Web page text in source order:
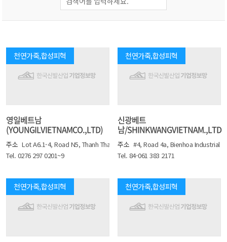
천연가죽,합성피혁
영일베트남
(YOUNGILVIETNAMCO.,LTD)
주소 Lot A6.1-4, Road N5, Thanh Thanh Cong IP, An Hoa Commune, Trang
Tel. 0276 297 0201~9
천연가죽,합성피혁
신광베트
남/SHINKWANGVIETNAM.,LTD
주소 #4, Road 4a, Bienhoa Industrial
Tel. 84-061 383 2171
천연가죽,합성피혁 천연가죽,합성피혁